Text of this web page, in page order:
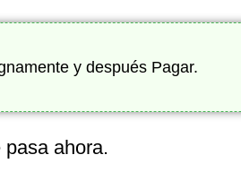
y después Pagar.
ahora.